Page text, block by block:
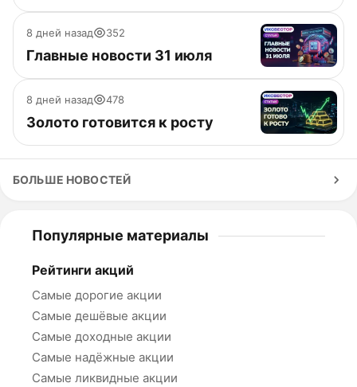
8 дней назад 352
Главные новости 31 июля
8 дней назад 478
Золото готовится к росту
БОЛЬШЕ НОВОСТЕЙ
Популярные материалы
Рейтинги акций
Самые дорогие акции
Самые дешёвые акции
Самые доходные акции
Самые надёжные акции
Самые ликвидные акции